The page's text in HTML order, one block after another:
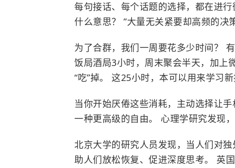
每句接话、每个话题的选择，都在进
什么意思？ ”大量无关紧要却高频的决
为了合群，我们一周要花多少时间？
饭局酒局3小时，周末聚会半天，加上
“吃”掉。 这25小时，本可以用来学习
当你开始厌倦这些消耗，主动选择让
一种更高级的自由。 心理学研究发现
北京大学的研究人员发现，当人们对
助人们放松恢复、促进深度思考。 英